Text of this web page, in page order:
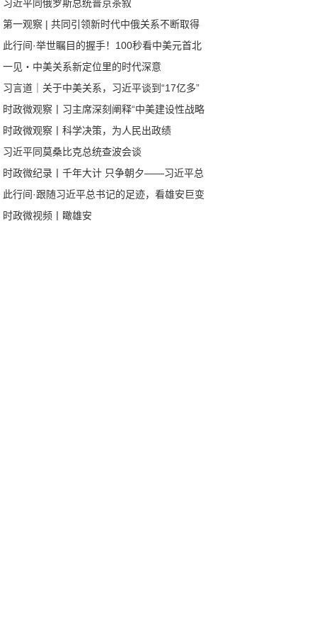
习近平同俄罗斯总统普京茶叙
第一观察 | 共同引领新时代中俄关系不断取得
新成果
此行间·举世瞩目的握手！100秒看中美元首北
京会晤
一见・中美关系新定位里的时代深意
习言道｜关于中美关系，习近平谈到“17亿多”
和“80多亿”
时政微观察丨习主席深刻阐释“中美建设性战略
稳定关系”的核心要义
时政微观察丨科学决策，为人民出政绩
习近平同莫桑比克总统查波会谈
时政微纪录丨千年大计 只争朝夕——习近平总
书记赴河北雄安新区考察纪实
此行间·跟随习近平总书记的足迹，看雄安巨变
时政微视频丨瞰雄安